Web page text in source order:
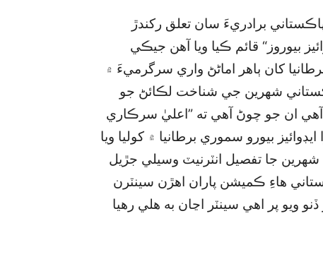
برادريءَ سان تعلق رکندڙ
بيوروز“ قائم ڪيا ويا آهن جيڪي
کان ٻاهر اماڻڻ واري سرگرميءَ ۾
شهرين جي شناخت لڪائڻ جو
آهي ان جو چوڻ آهي ته ”اعليٰ سرڪاري
بيورو سموري برطانيا ۾ کوليا ويا
شهرين جا تفصيل انٽرنيٽ وسيلي جڙيل
هاءِ ڪميشن پاران اهڙن سينٽرن
ويو پر اهي سينٽر اڃان به هلي رهيا